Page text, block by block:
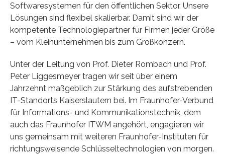
Softwaresystemen für den öffentlichen Sektor. Unsere
Lösungen sind flexibel skalierbar. Damit sind wir der
kompetente Technologiepartner für Firmen jeder Größe
– vom Kleinunternehmen bis zum Großkonzern.
Unter der Leitung von Prof. Dieter Rombach und Prof.
Peter Liggesmeyer tragen wir seit über einem
Jahrzehnt maßgeblich zur Stärkung des aufstrebenden
IT-Standorts Kaiserslautern bei. Im Fraunhofer-Verbund
für Informations- und Kommunikationstechnik, dem
auch das Fraunhofer ITWM angehört, engagieren wir
uns gemeinsam mit weiteren Fraunhofer-Instituten für
richtungsweisende Schlüsseltechnologien von morgen.